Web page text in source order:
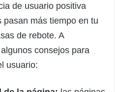
de usuario positiva
más tiempo en tu
de rebote. A
consejos para
usuario: